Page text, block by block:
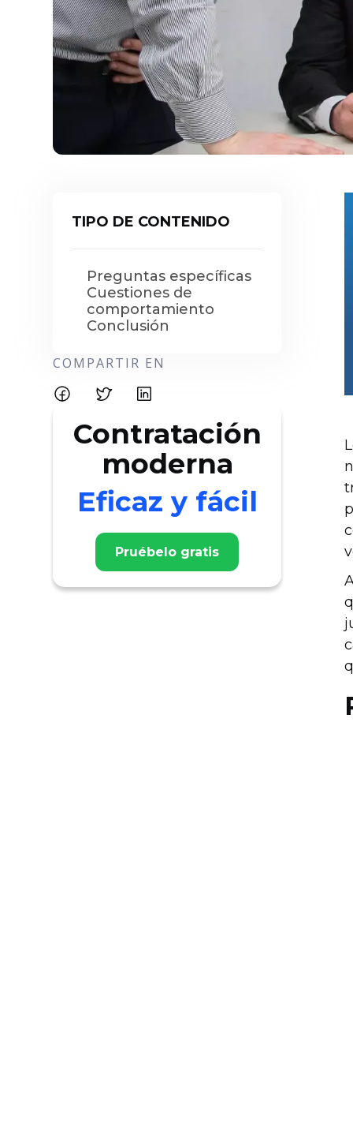
TIPO DE CONTENIDO
Preguntas específicas
Cuestiones de
comportamiento
Conclusión
COMPARTIR EN
Contratación
moderna
Eficaz y fácil
Pruébelo gratis